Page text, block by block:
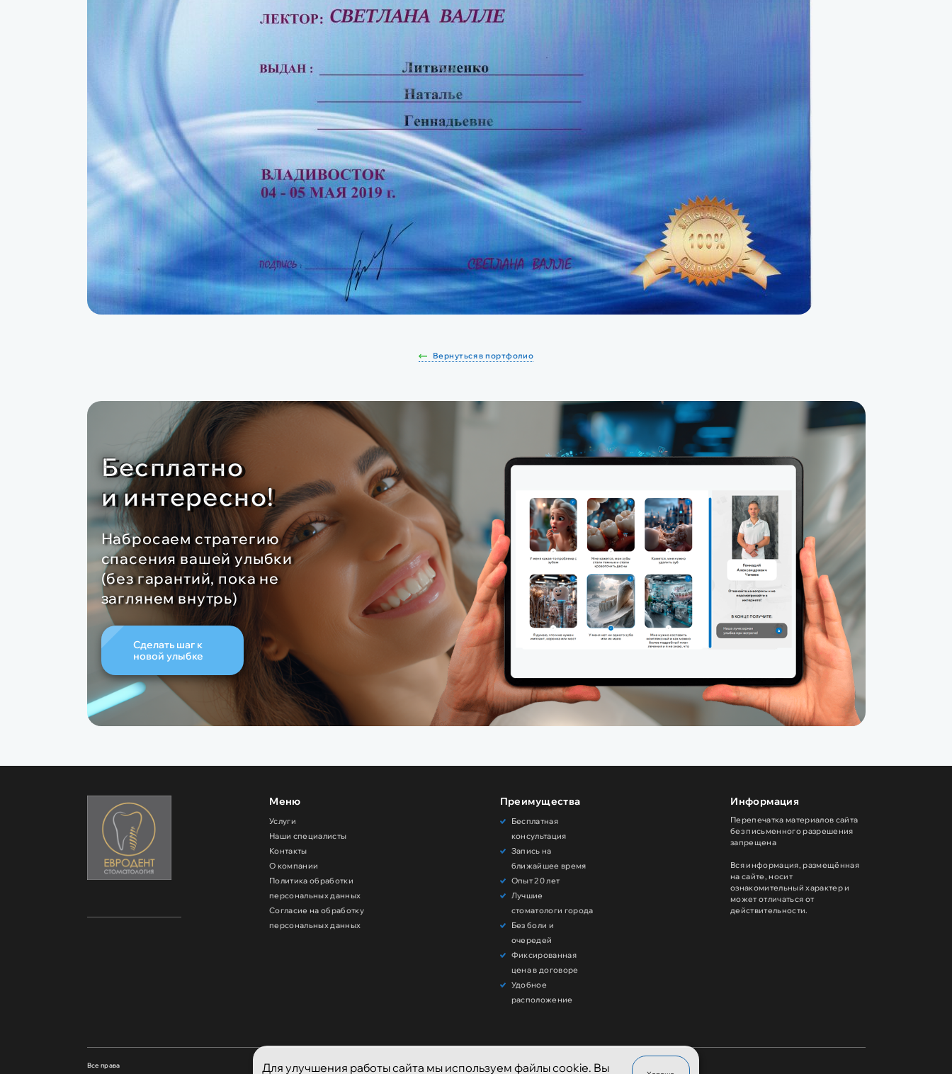
Вернуться в портфолио
Бесплатно
и интересно!
Набросаем стратегию
спасения вашей улыбки
(без гарантий, пока не
заглянем внутрь)
Сделать шаг к
новой улыбке
Меню
Услуги
Наши специалисты
Контакты
О компании
Политика обработки
персональных данных
Согласие на обработку
персональных данных
Преимущества
Бесплатная
консультация
Запись на
ближайшее время
Опыт 20 лет
Лучшие
стоматологи города
Без боли и
очередей
Фиксированная
цена в договоре
Удобное
расположение
Информация
Перепечатка материалов сайта
без письменного разрешения
запрещена
Вся информация, размещённая
на сайте, носит
ознакомительный характер и
может отличаться от
действительности.
Все права
Для улучшения работы сайта мы используем файлы cookie. Вы